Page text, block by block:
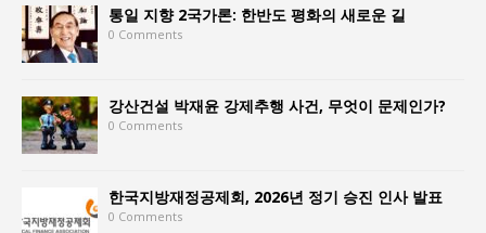
통일 지향 2국가론: 한반도 평화의 새로운 길
0 Comments
강산건설 박재윤 강제추행 사건, 무엇이 문제인가?
0 Comments
한국지방재정공제회, 2026년 정기 승진 인사 발표
0 Comments